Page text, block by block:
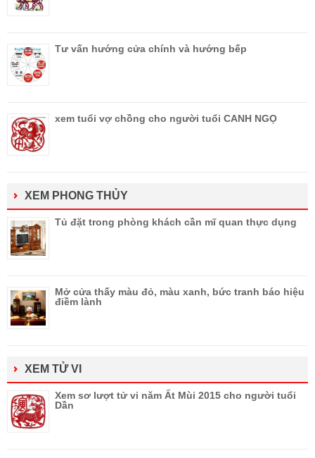
Tư vấn hướng cửa chính và hướng bếp
xem tuổi vợ chồng cho người tuổi CANH NGỌ
XEM PHONG THỦY
Tủ đặt trong phòng khách cần mĩ quan thực dụng
Mở cửa thấy màu đỏ, màu xanh, bức tranh báo hiệu
điềm lành
XEM TỬ VI
Xem sơ lượt tử vi năm Ất Mùi 2015 cho người tuổi
Dần